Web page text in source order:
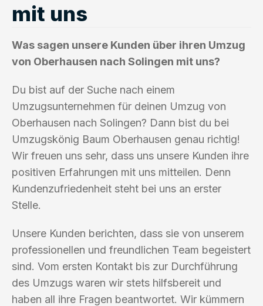
mit uns
Was sagen unsere Kunden über ihren Umzug
von Oberhausen nach Solingen mit uns?
Du bist auf der Suche nach einem
Umzugsunternehmen für deinen Umzug von
Oberhausen nach Solingen? Dann bist du bei
Umzugskönig Baum Oberhausen genau richtig!
Wir freuen uns sehr, dass uns unsere Kunden ihre
positiven Erfahrungen mit uns mitteilen. Denn
Kundenzufriedenheit steht bei uns an erster
Stelle.
Unsere Kunden berichten, dass sie von unserem
professionellen und freundlichen Team begeistert
sind. Vom ersten Kontakt bis zur Durchführung
des Umzugs waren wir stets hilfsbereit und
haben all ihre Fragen beantwortet. Wir kümmern